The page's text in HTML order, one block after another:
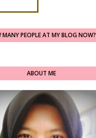
MANY PEOPLE AT MY BLOG NOW?
ABOUT ME